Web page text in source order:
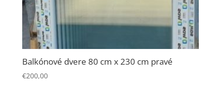
Balkónové dvere 80 cm x 230 cm pravé
€200,00